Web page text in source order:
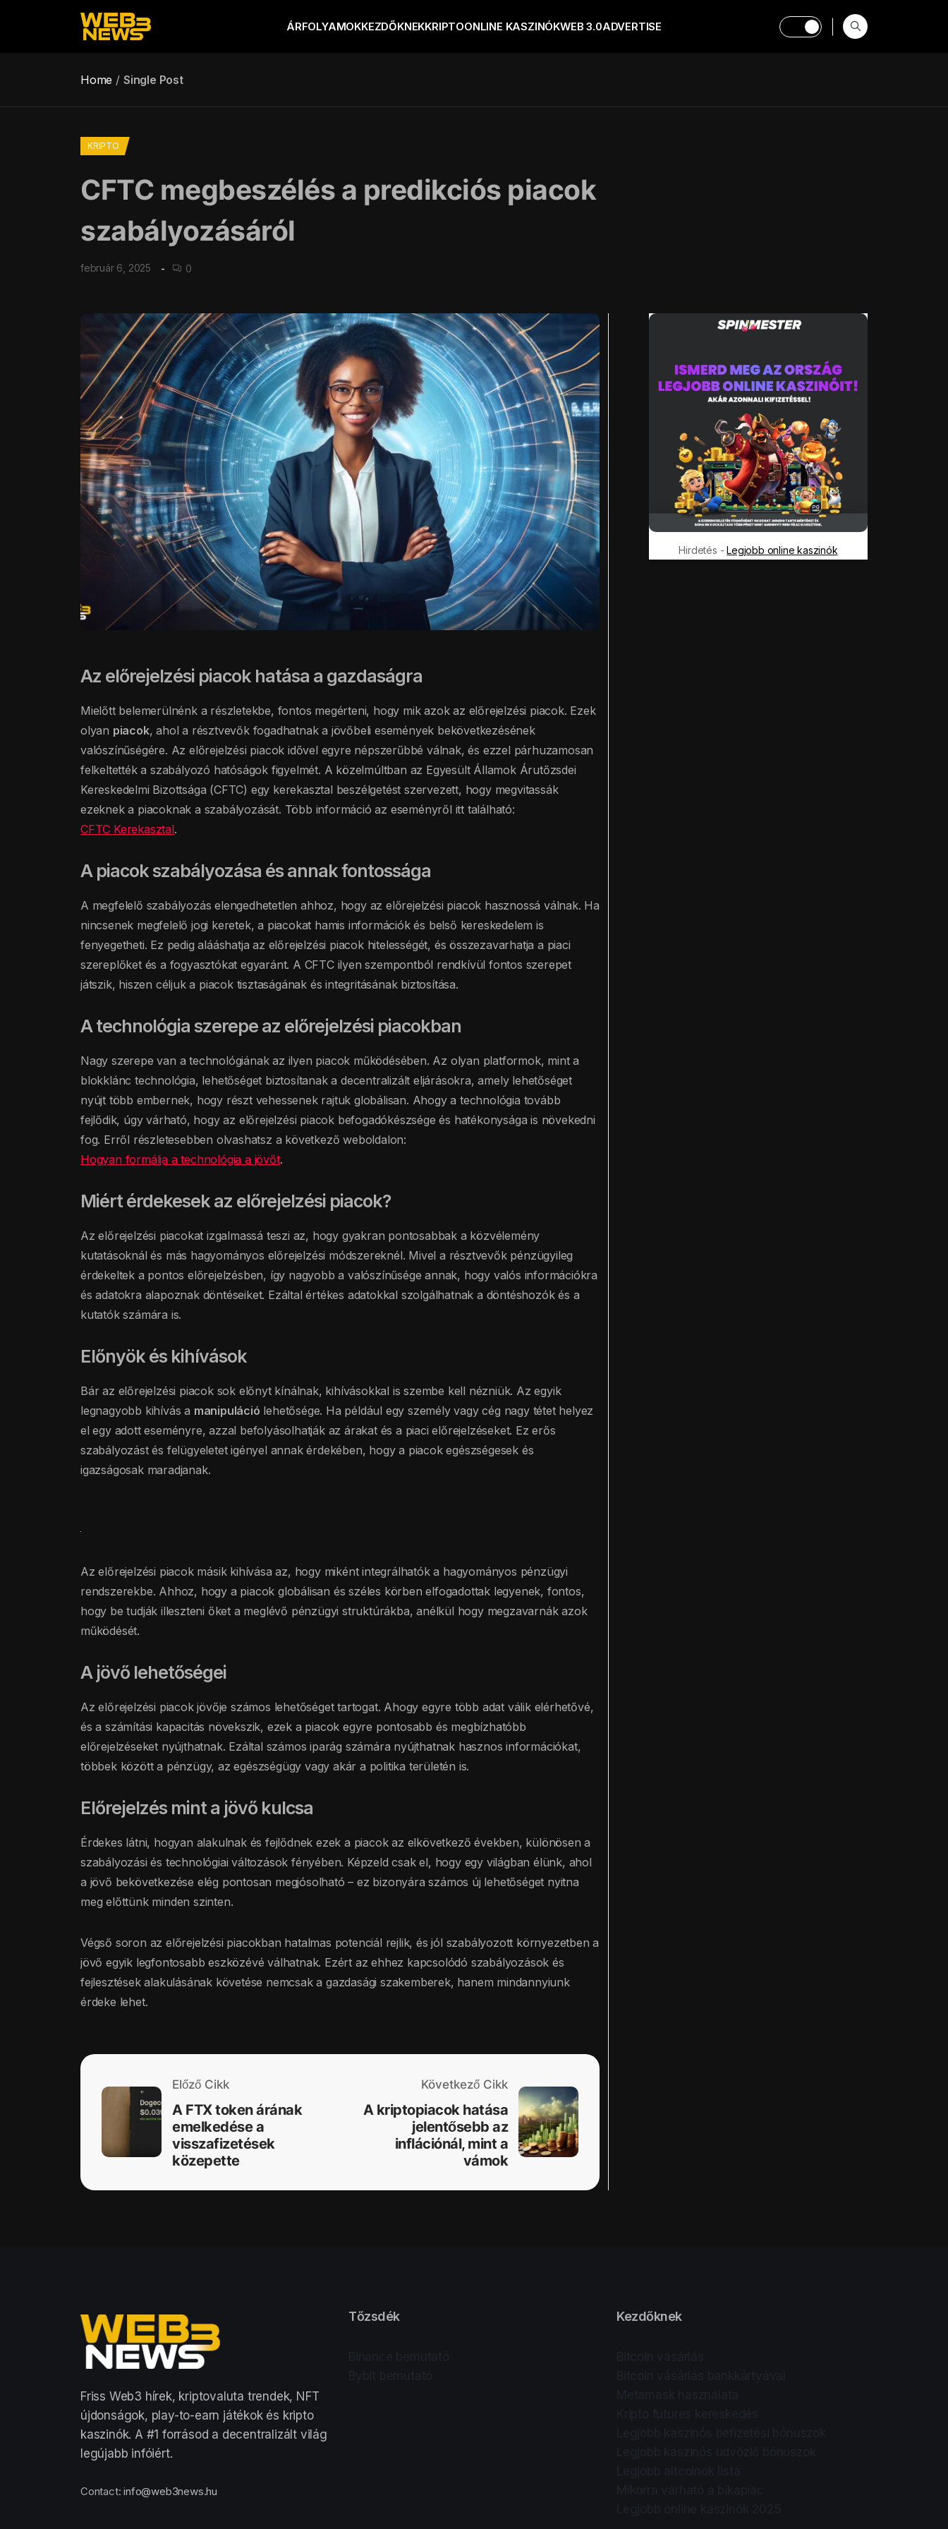
ÁRFOLYAMOKKEZDŐKNEKKRIPTOONLINE KASZINÓKWEB 3.0ADVERTISE
Home Single Post
KRIPTO
CFTC megbeszélés a predikciós piacok
szabályozásáról
február 6, 2025 0
Az előrejelzési piacok hatása a gazdaságra
Mielőtt belemerülnénk a részletekbe, fontos megérteni, hogy mik azok az előrejelzési piacok. Ezek
olyan piacok, ahol a résztvevők fogadhatnak a jövőbeli események bekövetkezésének
valószínűségére. Az előrejelzési piacok idővel egyre népszerűbbé válnak, és ezzel párhuzamosan
felkeltették a szabályozó hatóságok figyelmét. A közelmúltban az Egyesült Államok Árutőzsdei
Kereskedelmi Bizottsága (CFTC) egy kerekasztal beszélgetést szervezett, hogy megvitassák
ezeknek a piacoknak a szabályozását. Több információ az eseményről itt található:
CFTC Kerekasztal.
A piacok szabályozása és annak fontossága
A megfelelő szabályozás elengedhetetlen ahhoz, hogy az előrejelzési piacok hasznossá válnak. Ha
nincsenek megfelelő jogi keretek, a piacokat hamis információk és belső kereskedelem is
fenyegetheti. Ez pedig alááshatja az előrejelzési piacok hitelességét, és összezavarhatja a piaci
szereplőket és a fogyasztókat egyaránt. A CFTC ilyen szempontból rendkívül fontos szerepet
játszik, hiszen céljuk a piacok tisztaságának és integritásának biztosítása.
A technológia szerepe az előrejelzési piacokban
Nagy szerepe van a technológiának az ilyen piacok működésében. Az olyan platformok, mint a
blokklánc technológia, lehetőséget biztosítanak a decentralizált eljárásokra, amely lehetőséget
nyújt több embernek, hogy részt vehessenek rajtuk globálisan. Ahogy a technológia tovább
fejlődik, úgy várható, hogy az előrejelzési piacok befogadókészsége és hatékonysága is növekedni
fog. Erről részletesebben olvashatsz a következő weboldalon:
Hogyan formálja a technológia a jövőt.
Miért érdekesek az előrejelzési piacok?
Az előrejelzési piacokat izgalmassá teszi az, hogy gyakran pontosabbak a közvélemény
kutatásoknál és más hagyományos előrejelzési módszereknél. Mivel a résztvevők pénzügyileg
érdekeltek a pontos előrejelzésben, így nagyobb a valószínűsége annak, hogy valós információkra
és adatokra alapoznak döntéseiket. Ezáltal értékes adatokkal szolgálhatnak a döntéshozók és a
kutatók számára is.
Előnyök és kihívások
Bár az előrejelzési piacok sok előnyt kínálnak, kihívásokkal is szembe kell nézniük. Az egyik
legnagyobb kihívás a manipuláció lehetősége. Ha például egy személy vagy cég nagy tétet helyez
el egy adott eseményre, azzal befolyásolhatják az árakat és a piaci előrejelzéseket. Ez erős
szabályozást és felügyeletet igényel annak érdekében, hogy a piacok egészségesek és
igazságosak maradjanak.
Az előrejelzési piacok másik kihívása az, hogy miként integrálhatók a hagyományos pénzügyi
rendszerekbe. Ahhoz, hogy a piacok globálisan és széles körben elfogadottak legyenek, fontos,
hogy be tudják illeszteni őket a meglévő pénzügyi struktúrákba, anélkül hogy megzavarnák azok
működését.
A jövő lehetőségei
Az előrejelzési piacok jövője számos lehetőséget tartogat. Ahogy egyre több adat válik elérhetővé,
és a számítási kapacitás növekszik, ezek a piacok egyre pontosabb és megbízhatóbb
előrejelzéseket nyújthatnak. Ezáltal számos iparág számára nyújthatnak hasznos információkat,
többek között a pénzügy, az egészségügy vagy akár a politika területén is.
Előrejelzés mint a jövő kulcsa
Érdekes látni, hogyan alakulnak és fejlődnek ezek a piacok az elkövetkező években, különösen a
szabályozási és technológiai változások fényében. Képzeld csak el, hogy egy világban élünk, ahol
a jövő bekövetkezése elég pontosan megjósolható – ez bizonyára számos új lehetőséget nyitna
meg előttünk minden szinten.
Végső soron az előrejelzési piacokban hatalmas potenciál rejlik, és jól szabályozott környezetben a
jövő egyik legfontosabb eszközévé válhatnak. Ezért az ehhez kapcsolódó szabályozások és
fejlesztések alakulásának követése nemcsak a gazdasági szakemberek, hanem mindannyiunk
érdeke lehet.
Előző Cikk
A FTX token árának
emelkedése a
visszafizetések
közepette
Következő Cikk
A kriptopiacok hatása
jelentősebb az
inflációnál, mint a
vámok
Hirdetés -Legjobb online kaszinók
Friss Web3 hírek, kriptovaluta trendek, NFT
újdonságok, play-to-earn játékok és kripto
kaszinók. A #1 forrásod a decentralizált világ
legújabb infóiért.
Contact:info@web3news.hu
Tőzsdék Kezdőknek